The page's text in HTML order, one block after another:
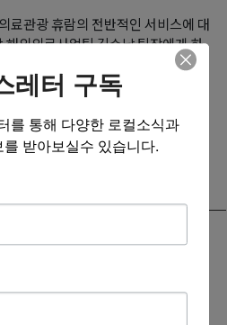
료관광 휴람의 전반적인 서비스에 대
해외의료사업팀 김수남 팀장에게 하
: 010-3469-4040 이메일 :
: 1-844-DO-HURAM(1-844-
적극적인 상담과 치료 받아야”
에 특히 조심해야
레터 구독
를 통해 다양한 로컬소식과
받아보실수 있습니다.